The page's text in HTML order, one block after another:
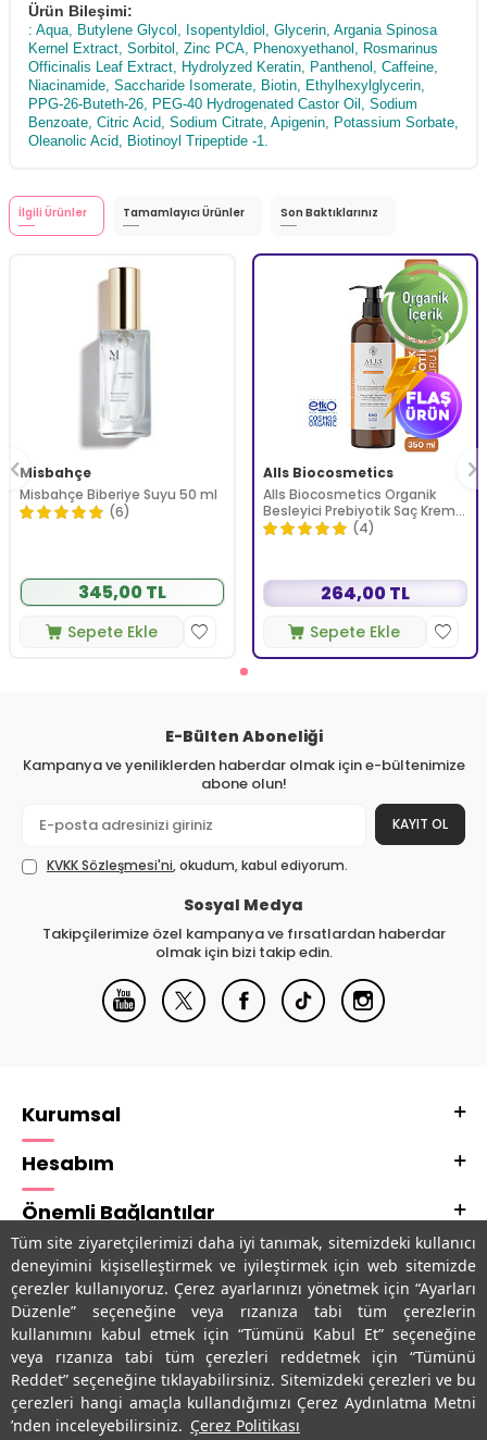
Tüm site ziyaretçilerimizi daha iyi tanımak, sitemizdeki kullanıcı
deneyimini kişiselleştirmek ve iyileştirmek için web sitemizde
çerezler kullanıyoruz. Çerez ayarlarınızı yönetmek için “Ayarları
Düzenle” seçeneğine veya rızanıza tabi tüm çerezlerin
kullanımını kabul etmek için “Tümünü Kabul Et” seçeneğine
veya rızanıza tabi tüm çerezleri reddetmek için “Tümünü
Reddet” seçeneğine tıklayabilirsiniz. Sitemizdeki çerezleri ve bu
çerezleri hangi amaçla kullandığımızı Çerez Aydınlatma Metni
’nden inceleyebilirsiniz. Çerez Politikası
Ürün Bileşimi:
: Aqua, Butylene Glycol, Isopentyldiol, Glycerin, Argania Spinosa
Kernel Extract, Sorbitol, Zinc PCA, Phenoxyethanol, Rosmarinus
Officinalis Leaf Extract, Hydrolyzed Keratin, Panthenol, Caffeine,
Niacinamide, Saccharide Isomerate, Biotin, Ethylhexylglycerin,
PPG-26-Buteth-26, PEG-40 Hydrogenated Castor Oil, Sodium
Benzoate, Citric Acid, Sodium Citrate, Apigenin, Potassium Sorbate,
Oleanolic Acid, Biotinoyl Tripeptide -1.
İlgili Ürünler Tamamlayıcı Ürünler Son Baktıklarınız
Misbahçe
Misbahçe Biberiye Suyu 50 ml
(6)
345,00 TL
Sepete Ekle
Alls Biocosmetics
Alls Biocosmetics Organik
Besleyici Prebiyotik Saç Kremi
350 ml
(4)
264,00 TL
Sepete Ekle
E-Bülten Aboneliği
Kampanya ve yeniliklerden haberdar olmak için e-bültenimize
abone olun!
KAYIT OL
KVKK Sözleşmesi'ni, okudum, kabul ediyorum.
Sosyal Medya
Takipçilerimize özel kampanya ve fırsatlardan haberdar
olmak için bizi takip edin.
Kurumsal
Hesabım
Önemli Bağlantılar
Adres & İletişim
Uygulamalarımız